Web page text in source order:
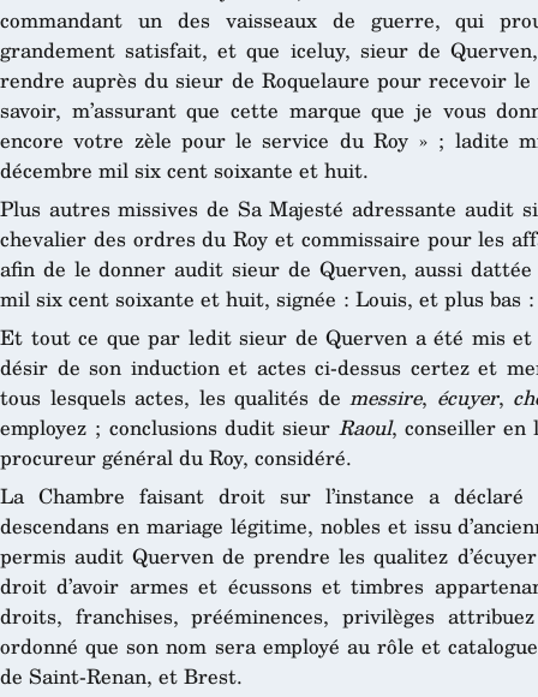
commandant un des vaisseaux de guerre, qui
grandement satisfait, et que iceluy, sieur de
rendre auprès du sieur de Roquelaure pour recevoir
savoir, m’assurant que cette marque que je vous
encore votre zèle pour le service du Roy » ; ladite
décembre mil six cent soixante et huit.
Plus autres missives de Sa Majesté adressante audit
chevalier des ordres du Roy et commissaire pour les
afin de le donner audit sieur de Querven, aussi
mil six cent soixante et huit, signée : Louis, et plus bas
Et tout ce que par ledit sieur de Querven a été mis
désir de son induction et actes ci-dessus certez et
tous lesquels actes, les qualités demessire, écuyer,
employez ; conclusions dudit sieur Raoul, conseiller
procureur général du Roy, considéré.
La Chambre faisant droit sur l’instance a
descendans en mariage légitime, nobles et issu
permis audit Querven de prendre les qualitez
droit d’avoir armes et écussons et timbres
droits, franchises, prééminences, privilèges
ordonné que son nom sera employé au rôle et
de Saint-Renan, et Brest.